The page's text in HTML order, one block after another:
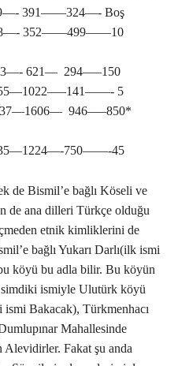
391——324—- Boş
352——499——10
621— 294—–150
5
946—–850*
750——-45
de Bismil’e bağlı Köseli ve
de ana dilleri Türkçe olduğu
etnik kimliklerini de
bağlı Yukarı Darlı(ilk ismi
köyü bu adla bilir. Bu köyün
simdiki ismiyle Ulutürk köyü
Bakacak), Türkmenhacı
Mahallesinde
Alevidirler. Fakat şu anda